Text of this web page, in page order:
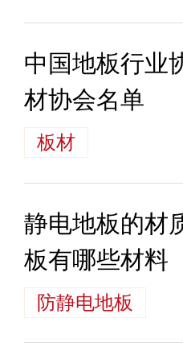
中国地板行业
材协会名单
板材
静电地板的材
板有哪些材料
防静电地板